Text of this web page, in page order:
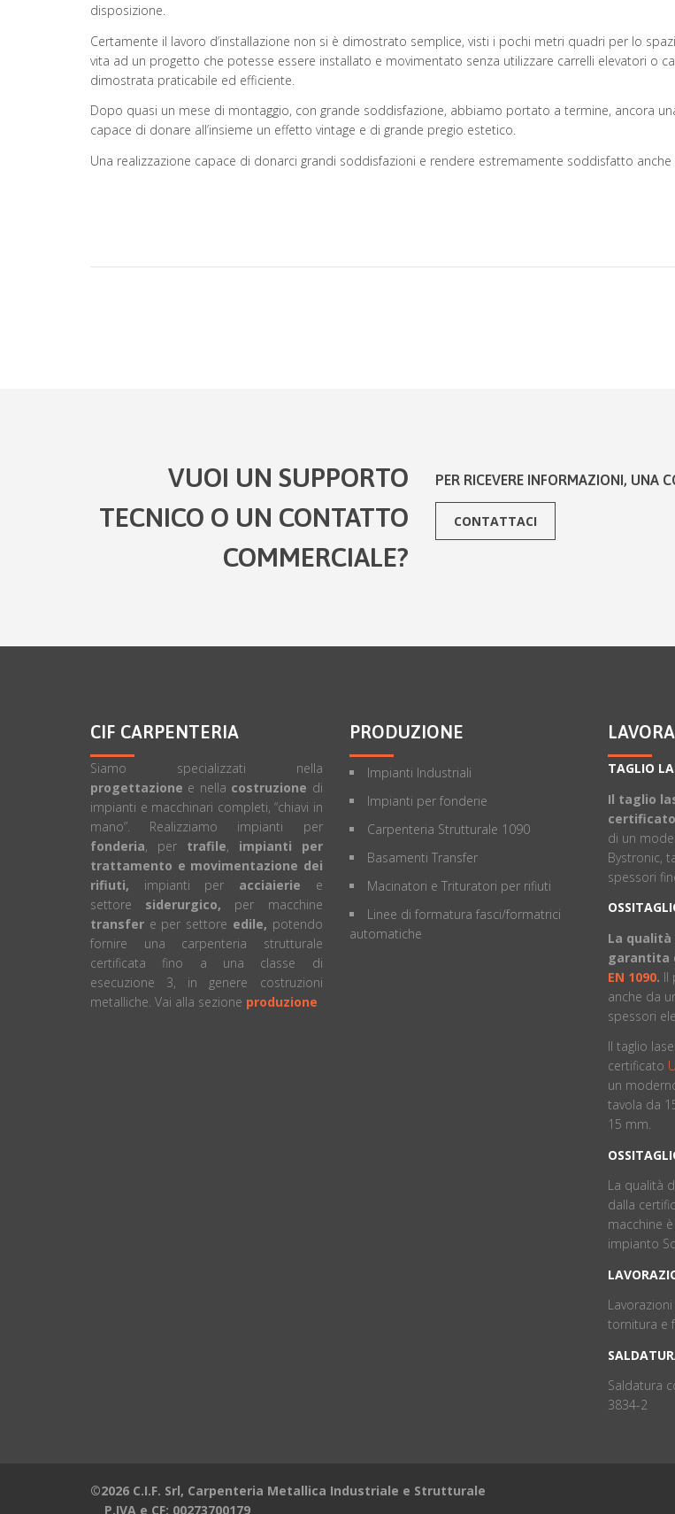
disposizione.
Certamente il lavoro d’installazione non si è dimostrato semplice, visti i pochi metri quadri per lo
vita ad un progetto che potesse essere installato e movimentato senza utilizzare carrelli elevatori o
dimostrata praticabile ed efficiente.
Dopo quasi un mese di montaggio, con grande soddisfazione, abbiamo portato a termine, ancora
capace di donare all’insieme un effetto vintage e di grande pregio estetico.
Una realizzazione capace di donarci grandi soddisfazioni e rendere estremamente soddisfatto anche
VUOI UN SUPPORTO
TECNICO O UN CONTATTO
COMMERCIALE?
PER RICEVERE INFORMAZIONI, UNA
CONTATTACI
CIF CARPENTERIA
Siamo specializzati nella
progettazione e nella costruzione di
impianti e macchinari completi, “chiavi in
mano”. Realizziamo impianti per
fonderia, per trafile, impianti per
trattamento e movimentazione dei
rifiuti, impianti per acciaierie e
settore siderurgico, per macchine
transfer e per settore edile, potendo
fornire una carpenteria strutturale
certificata fino a una classe di
esecuzione 3, in genere costruzioni
metalliche. Vai alla sezione produzione
PRODUZIONE
Impianti Industriali
Impianti per fonderie
Carpenteria Strutturale 1090
Basamenti Transfer
Macinatori e Trituratori per rifiuti
Linee di formatura fasci/formatrici
automatiche
TAGLIO
Il taglio
certificato
di un
Bystronic,
spessori
La
garantita
EN 1090. ll
anche da
spessori
Il taglio
certificato
un
tavola da
15 mm.
La qualità
dalla
macchine
impianto
tornitura e
Saldatura
3834-2
©2026 C.I.F. Srl, Carpenteria Metallica Industriale e Strutturale
P.IVA e CF: 00273700179